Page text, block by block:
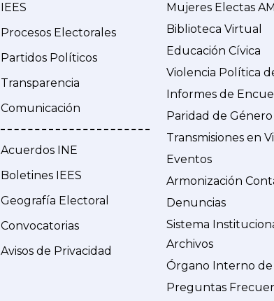
IEES
Procesos Electorales
Partidos Políticos
Transparencia
Comunicación
Acuerdos INE
Boletines IEES
Geografía Electoral
Convocatorias
Avisos de Privacidad
Mujeres Electas
Biblioteca Virtual
Educación Cívica
Violencia Política
Informes de
Paridad de Género
Transmisiones en
Eventos
Armonización
Denuncias
Sistema
Archivos
Órgano Interno
Preguntas